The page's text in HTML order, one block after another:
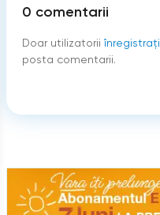
0 comentarii
Doar utilizatorii înregistraţi
posta comentarii.